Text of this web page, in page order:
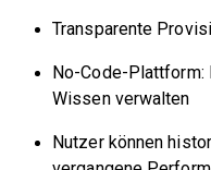
Transparente
No-Code-
Wissen verwalten
Nutzer können